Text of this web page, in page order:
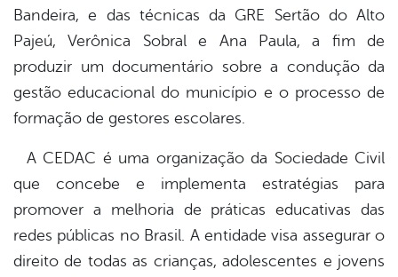
Bandeira, e das técnicas da GRE Sertão do Alto
Pajeú, Verônica Sobral e Ana Paula, a fim de
produzir um documentário sobre a condução da
gestão educacional do município e o processo de
formação de gestores escolares.
A CEDAC é uma organização da Sociedade Civil
que concebe e implementa estratégias para
promover a melhoria de práticas educativas das
redes públicas no Brasil. A entidade visa assegurar o
direito de todas as crianças, adolescentes e jovens